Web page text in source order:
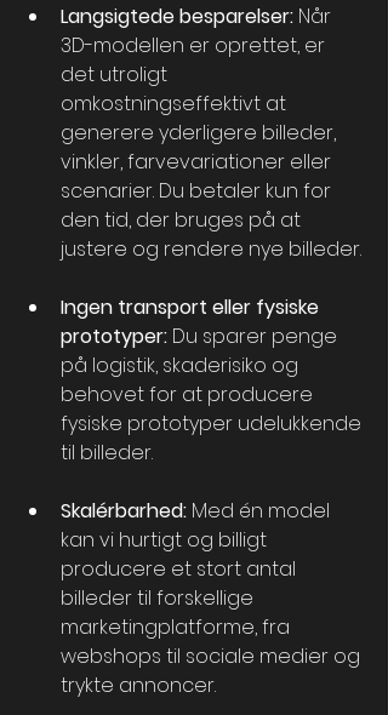
Langsigtede besparelser: Når
3D-modellen er oprettet, er
det utroligt
omkostningseffektivt at
generere yderligere billeder,
vinkler, farvevariationer eller
scenarier. Du betaler kun for
den tid, der bruges på at
justere og rendere nye billeder.
Ingen transport eller fysiske
prototyper: Du sparer penge
på logistik, skaderisiko og
behovet for at producere
fysiske prototyper udelukkende
til billeder.
Skalérbarhed: Med én model
kan vi hurtigt og billigt
producere et stort antal
billeder til forskellige
marketingplatforme, fra
webshops til sociale medier og
trykte annoncer.